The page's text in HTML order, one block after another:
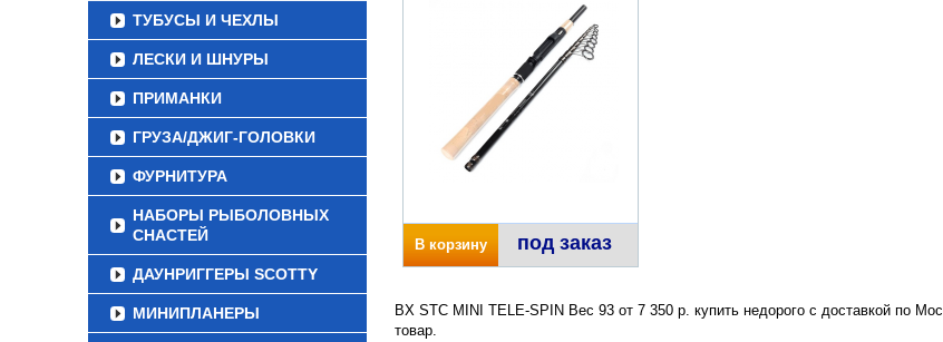
ТУБУСЫ И ЧЕХЛЫ
ЛЕСКИ И ШНУРЫ
ПРИМАНКИ
ГРУЗА/ДЖИГ-ГОЛОВКИ
ФУРНИТУРА
НАБОРЫ РЫБОЛОВНЫХ
СНАСТЕЙ
ДАУНРИГГЕРЫ SCOTTY
МИНИПЛАНЕРЫ
В корзину под заказ
BX STC MINI TELE-SPIN Вес 93 от 7 350 р. купить недорого с доставкой по
товар.